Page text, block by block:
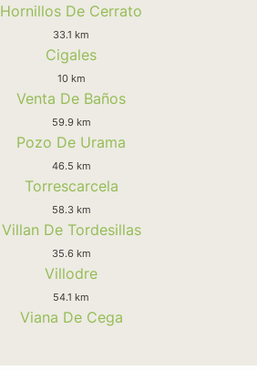
Hornillos De Cerrato
33.1 km
Cigales
10 km
Venta De Baños
59.9 km
Pozo De Urama
46.5 km
Torrescarcela
58.3 km
Villan De Tordesillas
35.6 km
Villodre
54.1 km
Viana De Cega